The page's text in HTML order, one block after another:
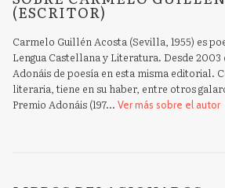
(ESCRITOR)
Carmelo Guillén Acosta (Sevilla, 1955) es
Lengua Castellana y Literatura. Desde
Adonáis de poesía en esta misma editorial.
literaria, tiene en su haber, entre otros
Premio Adonáis (197... Ver más sobre el autor